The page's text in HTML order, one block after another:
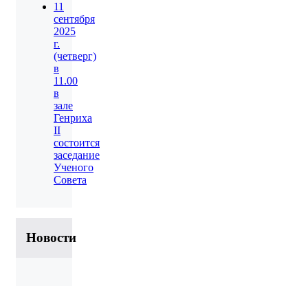
11
сентября
2025
г.
(четверг)
в
11.00
в
зале
Генриха
II
состоится
заседание
Ученого
Совета
Новости